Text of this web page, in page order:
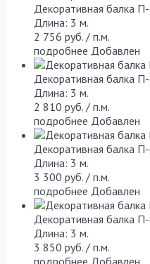
Декоративная балка
Длина: 3 м.
2 756 руб. / п.м.
подробнее Добавлен
Декоративная балка
Длина: 3 м.
2 810 руб. / п.м.
подробнее Добавлен
Декоративная балка
Длина: 3 м.
3 300 руб. / п.м.
подробнее Добавлен
Декоративная балка
Длина: 3 м.
3 850 руб. / п.м.
подробнее Добавлен